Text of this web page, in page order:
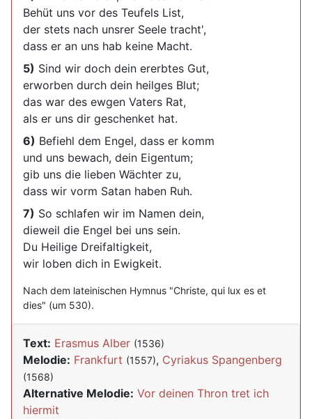
Behüt uns vor des Teufels List,
der stets nach unsrer Seele tracht',
dass er an uns hab keine Macht.
5) Sind wir doch dein ererbtes Gut,
erworben durch dein heilges Blut;
das war des ewgen Vaters Rat,
als er uns dir geschenket hat.
6) Befiehl dem Engel, dass er komm
und uns bewach, dein Eigentum;
gib uns die lieben Wächter zu,
dass wir vorm Satan haben Ruh.
7) So schlafen wir im Namen dein,
dieweil die Engel bei uns sein.
Du Heilige Dreifaltigkeit,
wir loben dich in Ewigkeit.
Nach dem lateinischen Hymnus "Christe, qui lux es et
dies" (um 530).
Text: Erasmus Alber (1536)
Melodie: Frankfurt (1557), Cyriakus Spangenberg
(1568)
Alternative Melodie: Vor deinen Thron tret ich
hiermit